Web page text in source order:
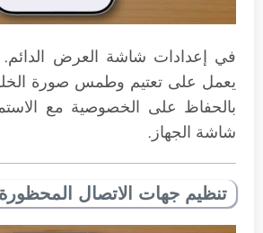
في إعدادات شاشة العرض
يعمل على تعتيم وطمس صورة
بالحفاظ على الخصوصية مع
شاشة الجهاز.
تنظيم جهات الاتصال المحظورة